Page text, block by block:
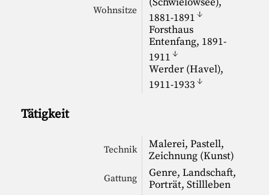
Wohnsitze
1881-1891 ↓
Forsthaus
Entenfang, 1891-
1911 ↓
Werder (Havel),
1911-1933 ↓
Tätigkeit
Technik
Malerei, Pastell,
Zeichnung (Kunst)
Gattung
Genre, Landschaft,
Porträt, Stillleben